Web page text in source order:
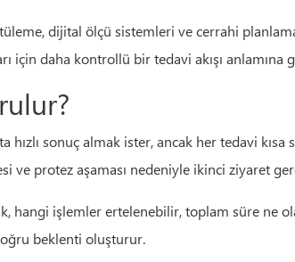
dijital ölçü sistemleri ve cerrahi
için daha kontrollü bir tedavi akışı anlamına
sonuç almak ister, ancak her tedavi
ve protez aşaması nedeniyle ikinci ziyaret
hangi işlemler ertelenebilir, toplam süre ne
beklenti oluşturur.